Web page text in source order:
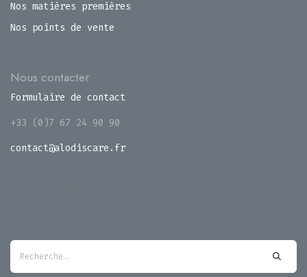
Nos matières premières
Nos points de vente
Nous contacter
Formulaire de contact
+33 (0)7 67 24 90 90
contact@alodiscare.fr